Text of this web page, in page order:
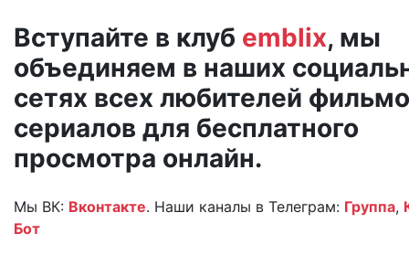
Вступайте в клуб emblix, мы
объединяем в наших
сетях всех любителей
сериалов для бесплатного
просмотра онлайн.
Мы ВК: Вконтакте. Наши каналы в Телеграм: Группа,
Бот